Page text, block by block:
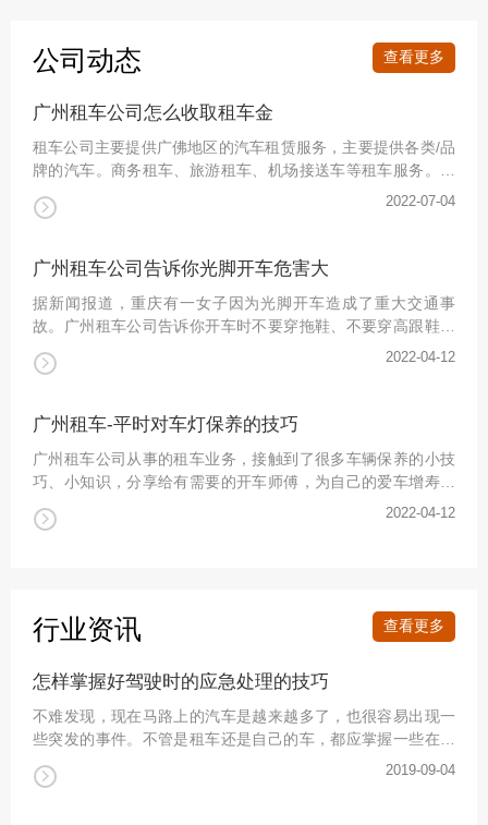
公司动态 查看更多
广州租车公司怎么收取租车金
租车公司主要提供广佛地区的汽车租赁服务，主要提供各类/品
牌的汽车。商务租车、旅游租车、机场接送车等租车服务。如
果高于基层员工的水平，可以使用车型选择，丰田凯美瑞、大
众帕萨特、大众迈腾等车型。这些车型坐起来很舒服，租金也
高，您可以使用更高档的车型，如奥迪A6L、宝马5系等。这些
工作，或者公司部
2022-07-04
广州租车公司告诉你光脚开车危害大
据新闻报道，重庆有一女子因为光脚开车造成了重大交通事
故。广州租车公司告诉你开车时不要穿拖鞋、不要穿高跟鞋，
更不要光脚驾驶汽车，一旦出现状况造成交通事故，后果不堪
设想。广州的刘女士在5月21日驾驶手动档轿车，因为是光脚开
外。当时刘女士只感觉到车子似乎飘了起来，自己用力抓住方
子撞到高速路中央护栏
2022-04-12
广州租车-平时对车灯保养的技巧
广州租车公司从事的租车业务，接触到了很多车辆保养的小技
巧、小知识，分享给有需要的开车师傅，为自己的爱车增寿添
福，减少车辆维护成本，做到从小事做起。广州租车-车灯保养
的技巧所有在汽车搭载的电池的光中，电池功率是汽油的转
灯开远光的市区。或
2022-04-12
行业资讯 查看更多
怎样掌握好驾驶时的应急处理的技巧
不难发现，现在马路上的汽车是越来越多了，也很容易出现一
些突发的事件。不管是租车还是自己的车，都应掌握一些在驾
驶中的应急技巧，这样才能避免自己出现伤害。教你驾驶时的
应急处理吧。1、汽车没油：在行驶的过程中突然没有油是比较
2019-09-04